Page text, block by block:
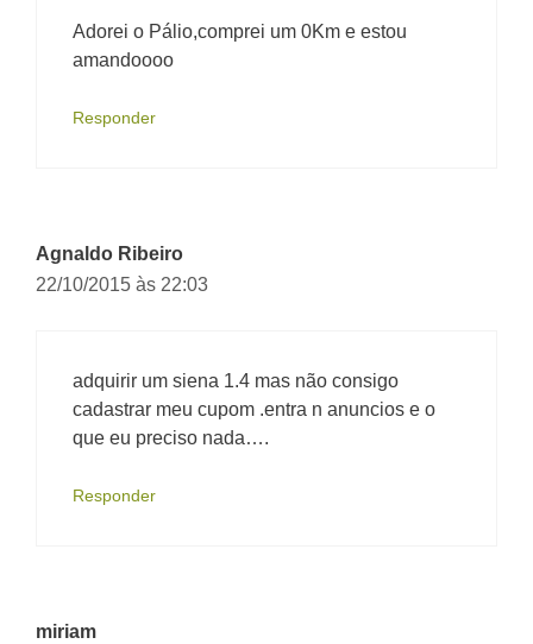
Adorei o Pálio,comprei um 0Km e estou
amandoooo
Responder
Agnaldo Ribeiro
22/10/2015 às 22:03
adquirir um siena 1.4 mas não consigo
cadastrar meu cupom .entra n anuncios e o
que eu preciso nada….
Responder
miriam